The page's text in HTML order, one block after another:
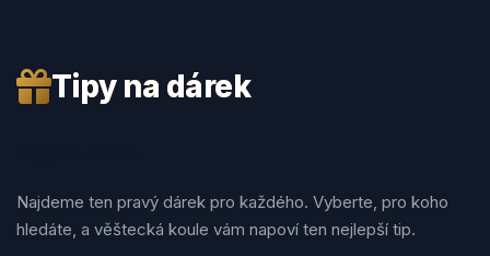
Tipy na dárek
Najdeme ten pravý dárek pro každého. Vyberte, pro koho
hledáte, a věštecká koule vám napoví ten nejlepší tip.